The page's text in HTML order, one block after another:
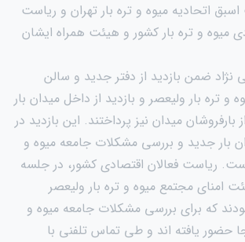
اسبق اتحادیه میوه و تره بار تهران و ریاست
میوه و تره بار کشور و هیئت همراه ایشان
ضمن بازدید از دفتر جدید و سالن
و تره بار ولیعصر و بازدید از داخل میدان بار
میدان نیز پرداختند. این بازدید در
بار جدید و بررسی مشکلات جامعه میوه و
ریاست فعالان اقتصادی کشور، در جلسه
امنای مجتمع میوه و تره بار ولیعصر
که برای بررسی مشکلات جامعه میوه و
حضور یافته اند و طی تماس تلفنی با